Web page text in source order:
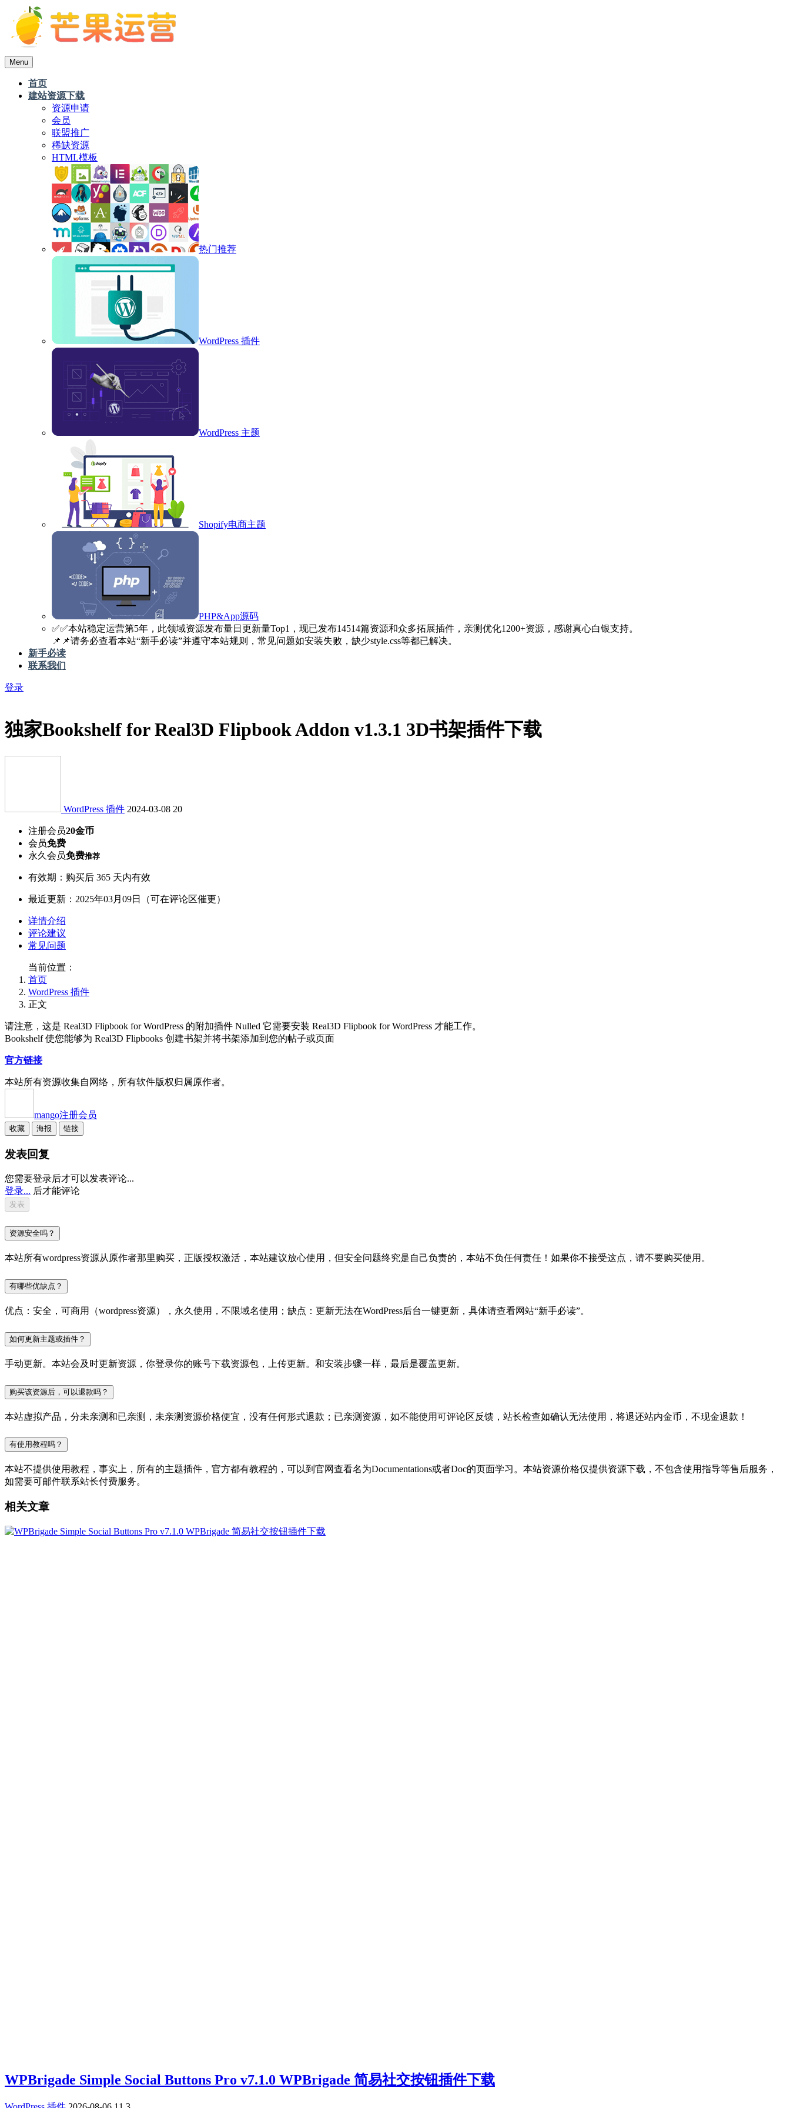
Menu
首页
建站资源下载
资源申请
会员
联盟推广
稀缺资源
HTML模板
热门推荐
WordPress 插件
WordPress 主题
Shopify电商主题
PHP&App源码
✅️✅️本站稳定运营第5年，此领域资源发布量日更新量Top1，现已发布14514篇资源和众多拓展插件，亲测优化1200+资源，感谢真心白银支持。
📌📌请务必查看本站“新手必读”并遵守本站规则，常见问题如安装失败，缺少style.css等都已解决。
新手必读
联系我们
登录
独家Bookshelf for Real3D Flipbook Addon v1.3.1 3D书架插件下载
WordPress 插件 2024-03-08 20
注册会员20金币
会员免费
永久会员免费推荐
有效期：购买后 365 天内有效
最近更新：2025年03月09日（可在评论区催更）
详情介绍
评论建议
常见问题
当前位置：
首页
WordPress 插件
正文
请注意，这是 Real3D Flipbook for WordPress 的附加插件 Nulled 它需要安装 Real3D Flipbook for WordPress 才能工作。
Bookshelf 使您能够为 Real3D Flipbooks 创建书架并将书架添加到您的帖子或页面
官方链接
本站所有资源收集自网络，所有软件版权归属原作者。
mango注册会员
收藏 海报 链接
发表回复
您需要登录后才可以发表评论...
登录... 后才能评论
资源安全吗？
本站所有wordpress资源从原作者那里购买，正版授权激活，本站建议放心使用，但安全问题终究是自己负责的，本站不负任何责任！如果你不接受这点，请不要购买使用。
有哪些优缺点？
优点：安全，可商用（wordpress资源），永久使用，不限域名使用；缺点：更新无法在WordPress后台一键更新，具体请查看网站“新手必读”。
如何更新主题或插件？
手动更新。本站会及时更新资源，你登录你的账号下载资源包，上传更新。和安装步骤一样，最后是覆盖更新。
购买该资源后，可以退款吗？
本站虚拟产品，分未亲测和已亲测，未亲测资源价格便宜，没有任何形式退款；已亲测资源，如不能使用可评论区反馈，站长检查如确认无法使用，将退还站内金币，不现金退款！
有使用教程吗？
本站不提供使用教程，事实上，所有的主题插件，官方都有教程的，可以到官网查看名为Documentations或者Doc的页面学习。本站资源价格仅提供资源下载，不包含使用指导等售后服务，
如需要可邮件联系站长付费服务。
相关文章
WPBrigade Simple Social Buttons Pro v7.1.0 WPBrigade 简易社交按钮插件下载